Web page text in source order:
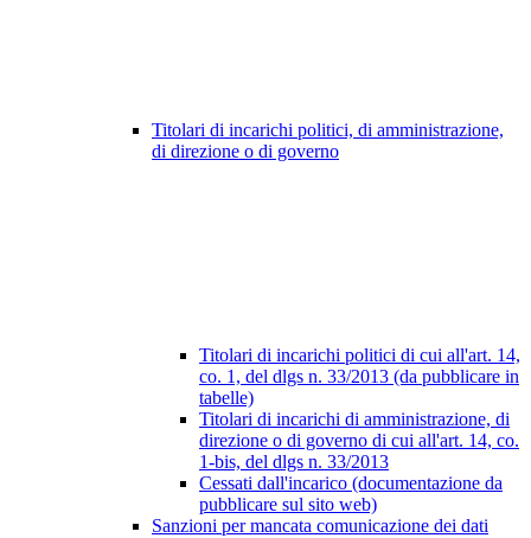
Titolari di incarichi politici, di amministrazione,
di direzione o di governo
Titolari di incarichi politici di cui all'art. 14,
co. 1, del dlgs n. 33/2013 (da pubblicare in
tabelle)
Titolari di incarichi di amministrazione, di
direzione o di governo di cui all'art. 14, co.
1-bis, del dlgs n. 33/2013
Cessati dall'incarico (documentazione da
pubblicare sul sito web)
Sanzioni per mancata comunicazione dei dati